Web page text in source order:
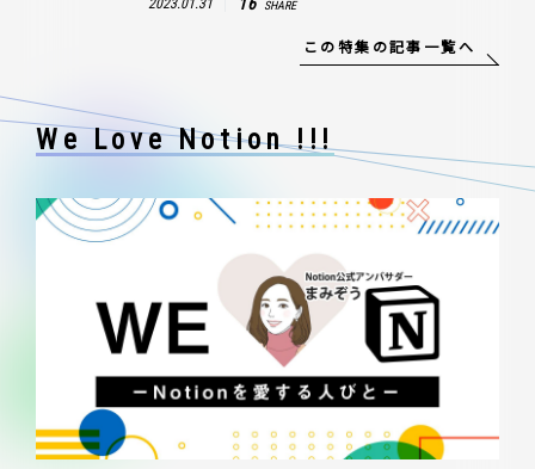
2023.01.31 16 SHARE
この特集の記事一覧へ
We Love Notion !!!